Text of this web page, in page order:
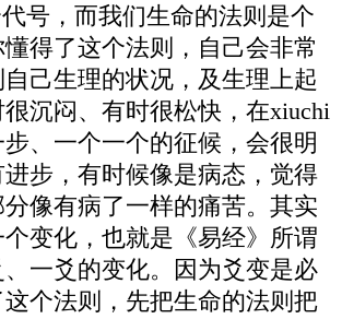
号，而我们生命的法则是个
得了这个法则，自己会非常
己生理的状况，及生理上起
沉闷、有时很松快，在xiuchi
、一个一个的征候，会很明
步，有时候像是病态，觉得
像有病了一样的痛苦。其实
变化，也就是《易经》所谓
一爻的变化。因为爻变是必
个法则，先把生命的法则把